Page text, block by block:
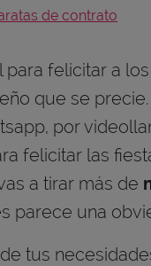
de contrato
para felicitar a
que se
por
felicitar las
a tirar más de
parece una
tus